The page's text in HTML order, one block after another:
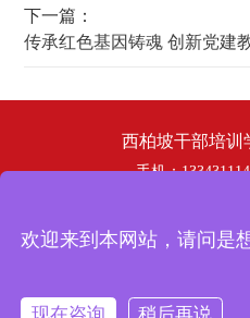
下一篇：
传承红色基因铸魂 创新党建
西柏坡干部培训
手机：
地址：西柏坡干部培
Copyright © 2024 西柏坡干部培
欢迎来到本网站，请问是
现在咨询 稍后再说